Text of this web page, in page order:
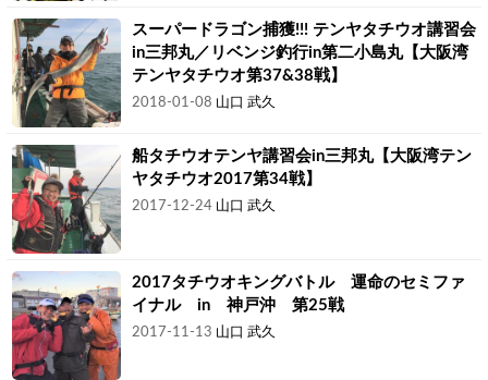
スーパードラゴン捕獲!!! テンヤタチウオ講習会
in三邦丸／リベンジ釣行in第二小島丸【大阪湾
テンヤタチウオ第37&38戦】
2018-01-08 山口 武久
船タチウオテンヤ講習会in三邦丸【大阪湾テン
ヤタチウオ2017第34戦】
2017-12-24 山口 武久
2017タチウオキングバトル 運命のセミファ
イナル in 神戸沖 第25戦
2017-11-13 山口 武久